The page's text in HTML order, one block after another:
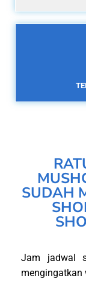
SUDAH
Jam jadwal
mengingatkan